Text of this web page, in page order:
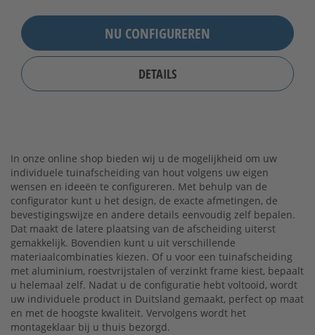
NU CONFIGUREREN
DETAILS
In onze online shop bieden wij u de mogelijkheid om uw
individuele tuinafscheiding van hout volgens uw eigen
wensen en ideeën te configureren. Met behulp van de
configurator kunt u het design, de exacte afmetingen, de
bevestigingswijze en andere details eenvoudig zelf bepalen.
Dat maakt de latere plaatsing van de afscheiding uiterst
gemakkelijk. Bovendien kunt u uit verschillende
materiaalcombinaties kiezen. Of u voor een tuinafscheiding
met aluminium, roestvrijstalen of verzinkt frame kiest, bepaalt
u helemaal zelf. Nadat u de configuratie hebt voltooid, wordt
uw individuele product in Duitsland gemaakt, perfect op maat
en met de hoogste kwaliteit. Vervolgens wordt het
montageklaar bij u thuis bezorgd.